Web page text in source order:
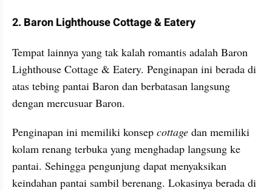
2. Baron Lighthouse Cottage & Eatery
Tempat lainnya yang tak kalah romantis adalah Baron
Lighthouse Cottage & Eatery. Penginapan ini berada di
atas tebing pantai Baron dan berbatasan langsung
dengan mercusuar Baron.
Penginapan ini memiliki konsep cottage dan memiliki
kolam renang terbuka yang menghadap langsung ke
pantai. Sehingga pengunjung dapat menyaksikan
keindahan pantai sambil berenang. Lokasinya berada di